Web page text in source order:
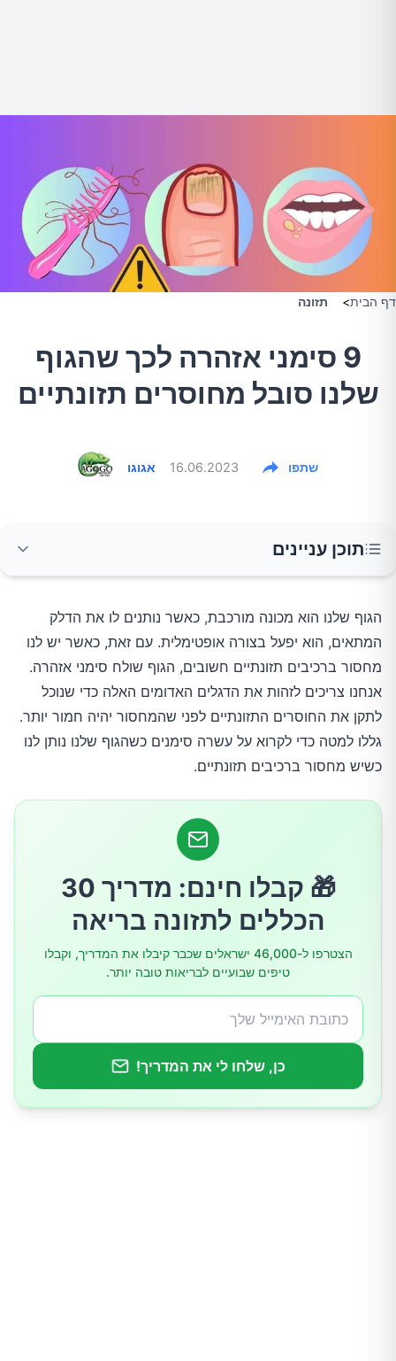
דף הבית> תזונה
9 סימני אזהרה לכך שהגוף
שלנו סובל מחוסרים תזונתיים
אגוגו 16.06.2023 שתפו
תוכן עניינים
1.עייפות כרונית
2.עור יבש
3.שיער וציפורניים שבירים
4.ראיית לילה גרועה
9.חניכיים מדממות
הגוף שלנו הוא מכונה מורכבת, כאשר נותנים לו את הדלק
המתאים, הוא יפעל בצורה אופטימלית. עם זאת, כאשר יש לנו
מחסור ברכיבים תזונתיים חשובים, הגוף שולח סימני אזהרה.
אנחנו צריכים לזהות את הדגלים האדומים האלה כדי שנוכל
לתקן את החוסרים התזונתיים לפני שהמחסור יהיה חמור יותר.
גללו למטה כדי לקרוא על עשרה סימנים כשהגוף שלנו נותן לנו
כשיש מחסור ברכיבים תזונתיים.
🎁 קבלו חינם: מדריך 30
הכללים לתזונה בריאה
הצטרפו ל-46,000 ישראלים שכבר קיבלו את המדריך, וקבלו
טיפים שבועיים לבריאות טובה יותר.
כן, שלחו לי את המדריך!